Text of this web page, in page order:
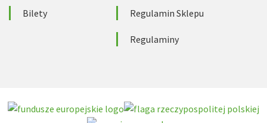
Bilety Regulamin Sklepu
Regulaminy